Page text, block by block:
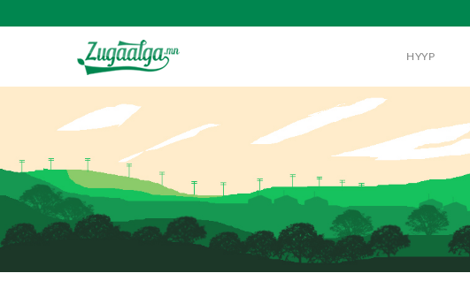
НҮҮР